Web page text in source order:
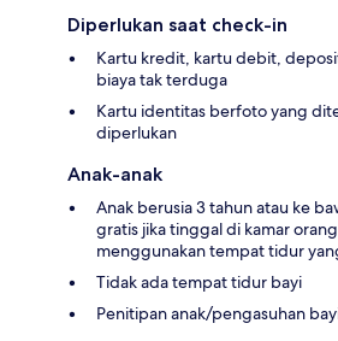
Diperlukan saat check-in
Kartu kredit, kartu debit,
biaya tak terduga
Kartu identitas berfoto yang
diperlukan
Anak-anak
Anak berusia 3 tahun atau ke
gratis jika tinggal di kamar
menggunakan tempat tidur
Tidak ada tempat tidur bayi
Penitipan anak/pengasuhan